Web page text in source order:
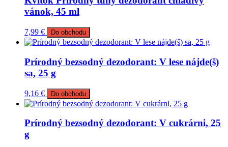
vánok, 45 ml
7,99 € Do obchodu
Prírodný bezsodný dezodorant: V lese nájde(š)
sa, 25 g
9,16 € Do obchodu
Prírodný bezsodný dezodorant: V cukrárni, 25
g